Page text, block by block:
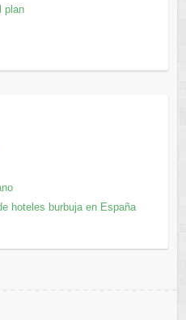
plan
hoteles burbuja en España